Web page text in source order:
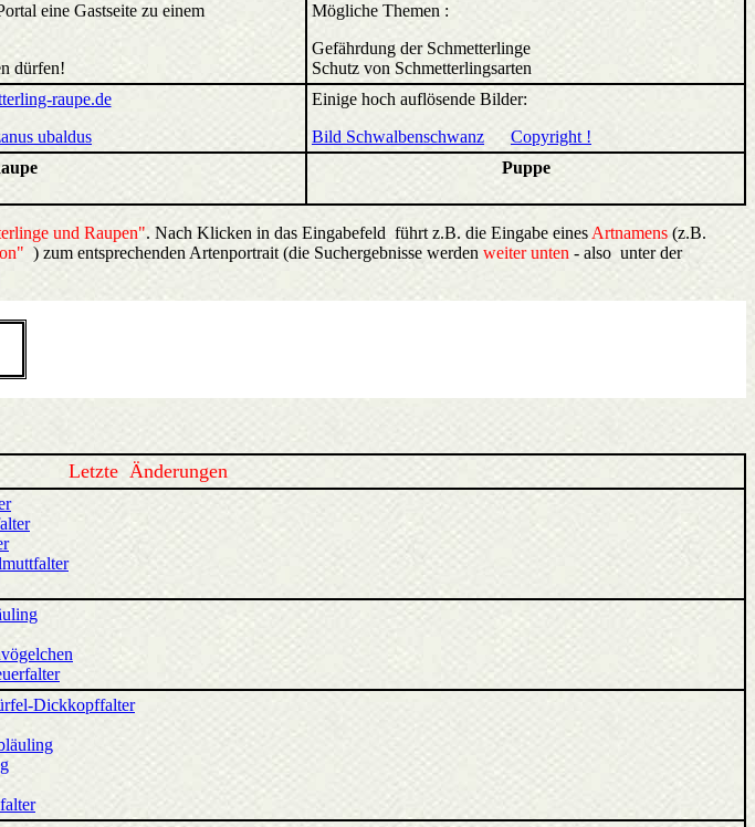
eine Gastseite zu einem
dürfen!
Mögliche Themen :
Gefährdung der Schmetterlinge
Schutz von Schmetterlingsarten
raupe.de
ubaldus
Einige hoch auflösende Bilder:
Bild Schwalbenschwanz
Copyright !
Puppe
und Raupen". Nach Klicken in das Eingabefeld führt z.B. die Eingabe eines Artnamens (z.B.
) zum entsprechenden Artenportrait (die Suchergebnisse werden weiter unten - also unter der
Letzte Änderungen
Dickkopffalter